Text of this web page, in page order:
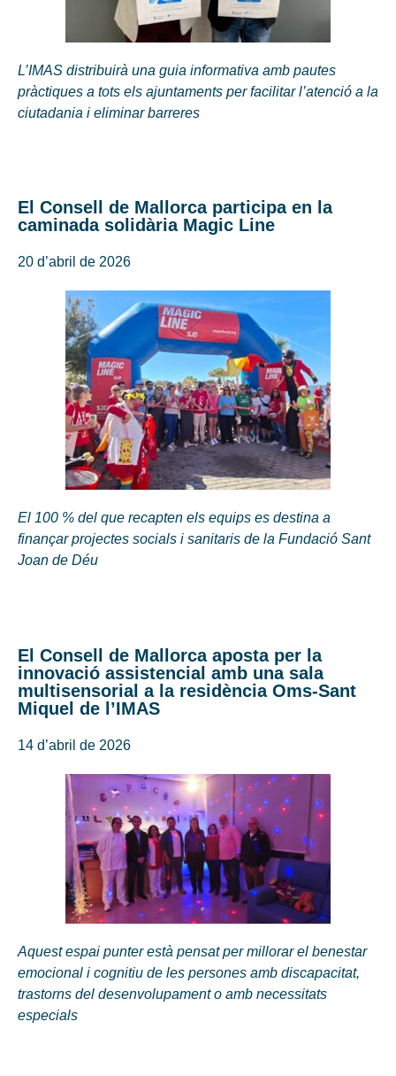
L’IMAS distribuirà una guia informativa amb pautes
pràctiques a tots els ajuntaments per facilitar l’atenció a la
ciutadania i eliminar barreres
El Consell de Mallorca participa en la
caminada solidària Magic Line
20 d’abril de 2026
El 100 % del que recapten els equips es destina a
finançar projectes socials i sanitaris de la Fundació Sant
Joan de Déu
El Consell de Mallorca aposta per la
innovació assistencial amb una sala
multisensorial a la residència Oms-Sant
Miquel de l’IMAS
14 d’abril de 2026
Aquest espai punter està pensat per millorar el benestar
emocional i cognitiu de les persones amb discapacitat,
trastorns del desenvolupament o amb necessitats
especials